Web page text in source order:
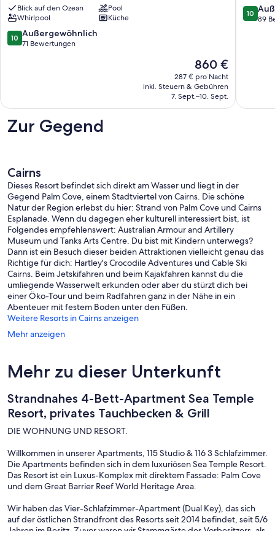
FAMILIENWOHNUNG
MIT
HERRLICHEM
MEERBLICK
Blick auf den Ozean
Pool
Whirlpool
Küche
10.0
von
10 Außergewöhnlich
71 Bewertungen
Der
Preis
beträgt
860 €
860 €
287 € pro Nacht
inkl. Steuern & Gebühren
7. Sept.–10. Sept.
Auto
10.0
von
10
89
Zur Gegend
Cairns
Dieses Resort befindet sich direkt am Wasser und liegt in der
Gegend Palm Cove, einem Stadtviertel von Cairns. Die schöne
Natur der Region erlebst du hier: Strand von Palm Cove und Cairns
Esplanade. Wenn du dagegen eher kulturell interessiert bist, ist
Folgendes empfehlenswert: Australian Armour and Artillery
Museum und Tanks Arts Centre. Du bist mit Kindern unterwegs?
Dann ist ein Besuch dieser beiden Attraktionen vielleicht genau das
Richtige für dich: Hartley's Crocodile Adventures und Cable Ski
Cairns. Beim Jetskifahren und beim Kajakfahren kannst du die
umliegende Wasserwelt erkunden oder aber du stürzt dich bei
einer Öko-Tour und beim Radfahren ganz in der Nähe in ein
Abenteuer mit festem Boden unter den Füßen.
Weitere Resorts in Cairns anzeigen
Mehr anzeigen
Mehr zu dieser Unterkunft
Strandnahes 4-Bett-Apartment Sea Temple
Resort, privates Tauchbecken & Grill
DIE WOHNUNG UND RESORT.
Willkommen in unserer Apartments, 115 Studio & 116 3 Schlafzimmer.
Die Apartments befinden sich in dem luxuriösen Sea Temple Resort.
Das Resort ist ein Luxus-Komplex mit direktem Fassade: Palm Cove
und dem Great Barrier Reef World Heritage Area.
Wir haben das Vier-Schlafzimmer-Apartment (Dual Key), das sich
auf der östlichen Strandfront des Resorts seit 2014 befindet, seit 5/6
Jahren im Besitz. Zuvor waren wir Stammgäste des Vorbesitzers, als